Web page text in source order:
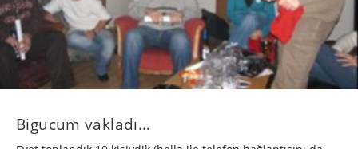
Bigucum vakladı…